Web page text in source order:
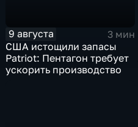
9 августа
3 мин
США истощили запасы
Patriot: Пентагон требует
ускорить производство